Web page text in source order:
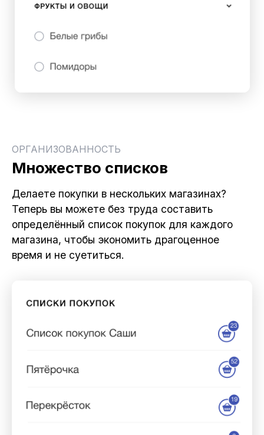
ОРГАНИЗОВАННОСТЬ
Множество списков
Делаете покупки в нескольких магазинах?
Теперь вы можете без труда составить
определённый список покупок для каждого
магазина, чтобы экономить драгоценное
время и не суетиться.